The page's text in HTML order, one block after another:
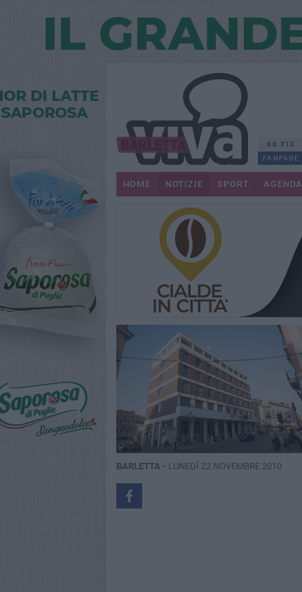
68.713
FANPAGE
HOME NOTIZIE SPORT AGENDA
BARLETTA - LUNEDÌ 22 NOVEMBRE 2010